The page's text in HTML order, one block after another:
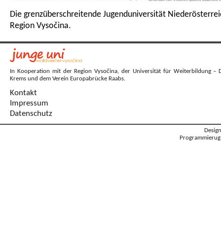
Die grenzüberschreitende Jugenduniversität
Region Vysočina.
In Kooperation mit der Region Vysočina, der Universität für Weiterbildung –
Krems und dem Verein Europabrücke Raabs.
Kontakt
Impressum
Datenschutz